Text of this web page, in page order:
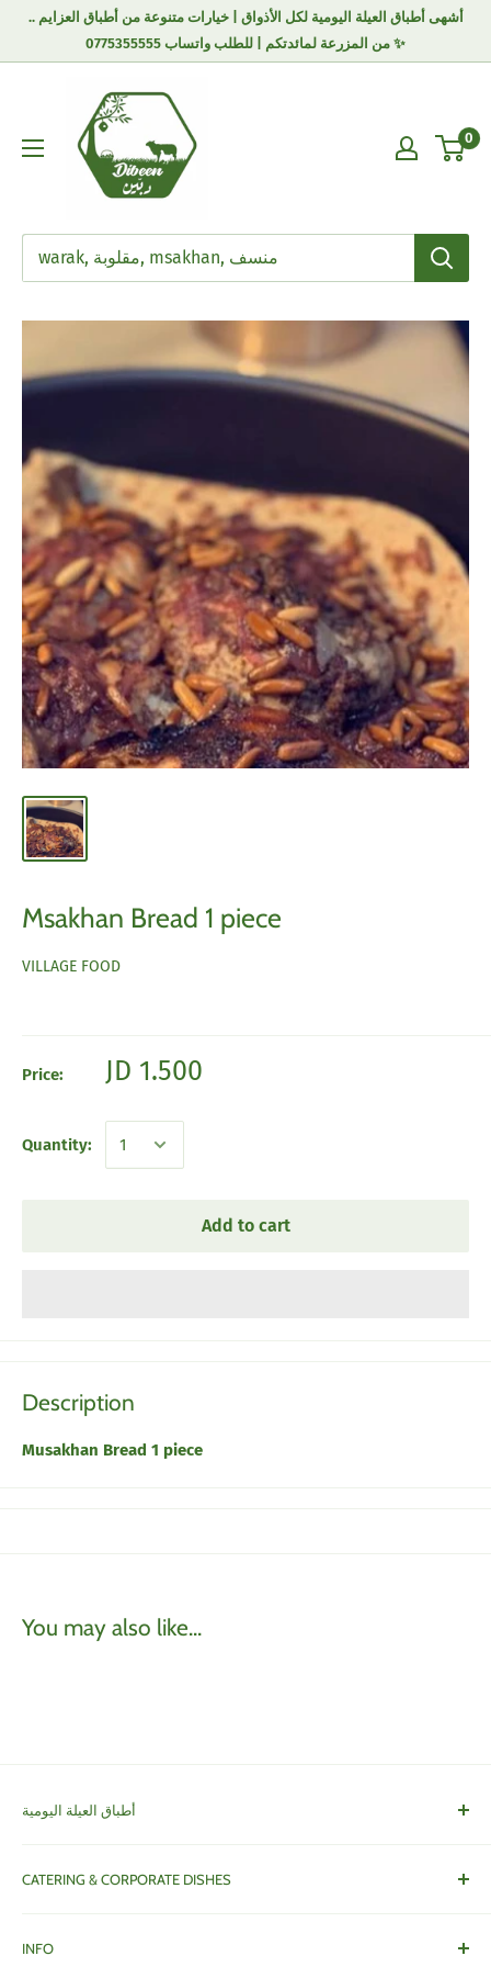
أشهى أطباق العيلة اليومية لكل الأذواق | خيارات متنوعة من أطباق العزايم ..
من المزرعة لمائدتكم | للطلب واتساب 0775355555 ✨
0
Msakhan Bread 1 piece
VILLAGE FOOD
Price: JD 1.500
Quantity:
Add to cart
Description
Musakhan Bread 1 piece
You may also like...
أطباق العيلة اليومية
CATERING & CORPORATE DISHES
INFO